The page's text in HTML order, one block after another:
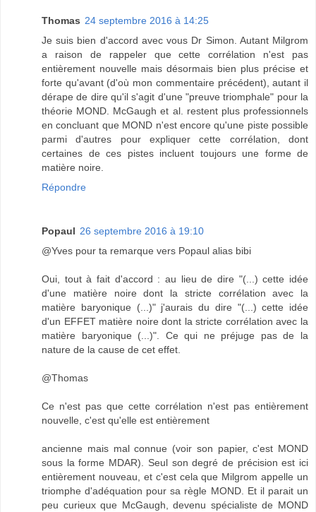
Thomas 24 septembre 2016 à 14:25
Je suis bien d'accord avec vous Dr Simon. Autant Milgrom
a raison de rappeler que cette corrélation n'est pas
entièrement nouvelle mais désormais bien plus précise et
forte qu'avant (d'où mon commentaire précédent), autant il
dérape de dire qu'il s'agit d'une "preuve triomphale" pour la
théorie MOND. McGaugh et al. restent plus professionnels
en concluant que MOND n'est encore qu'une piste possible
parmi d'autres pour expliquer cette corrélation, dont
certaines de ces pistes incluent toujours une forme de
matière noire.
Répondre
Popaul 26 septembre 2016 à 19:10
@Yves pour ta remarque vers Popaul alias bibi
Oui, tout à fait d'accord : au lieu de dire "(...) cette idée
d'une matière noire dont la stricte corrélation avec la
matière baryonique (...)" j'aurais du dire "(...) cette idée
d'un EFFET matière noire dont la stricte corrélation avec la
matière baryonique (...)". Ce qui ne préjuge pas de la
nature de la cause de cet effet.
@Thomas
Ce n'est pas que cette corrélation n'est pas entièrement
nouvelle, c'est qu'elle est entièrement
ancienne mais mal connue (voir son papier, c'est MOND
sous la forme MDAR). Seul son degré de précision est ici
entièrement nouveau, et c'est cela que Milgrom appelle un
triomphe d'adéquation pour sa règle MOND. Et il parait un
peu curieux que McGaugh, devenu spécialiste de MOND